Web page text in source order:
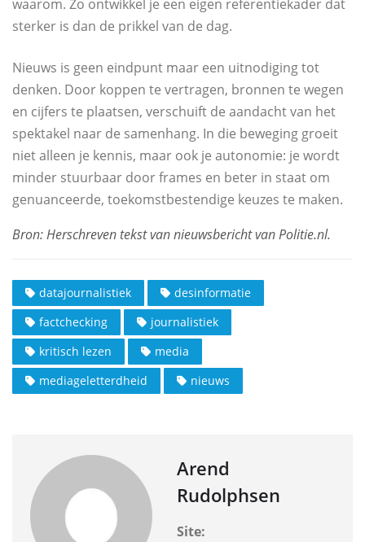
waarom. Zo ontwikkel je een eigen referentiekader dat
sterker is dan de prikkel van de dag.
Nieuws is geen eindpunt maar een uitnodiging tot
denken. Door koppen te vertragen, bronnen te wegen
en cijfers te plaatsen, verschuift de aandacht van het
spektakel naar de samenhang. In die beweging groeit
niet alleen je kennis, maar ook je autonomie: je wordt
minder stuurbaar door frames en beter in staat om
genuanceerde, toekomstbestendige keuzes te maken.
datajournalistiek
desinformatie
factchecking
journalistiek
kritisch lezen
media
mediageletterdheid
nieuws
Arend
Rudolphsen
Site: